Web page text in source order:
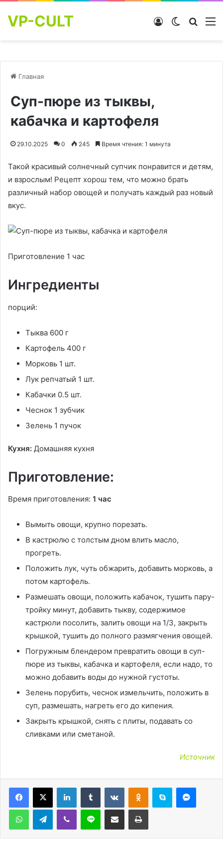
VP-CULT Switch skin
Войти
Главная
Суп-пюре из тыквы,
кабачка и картофеля
29.10.2025 0 245 Время чтения: 1 минута
Такой красивый солнечный супчик понравится и детям,
и взрослым! Рецепт хорош тем, что можно брать
различный набор овощей и получать каждый раз новый
вкус.
Приготовление 1 час
Ингредиенты
порций:
Тыква 600 г
Картофель 400 г
Морковь 1 шт.
Лук репчатый 1 шт.
Кабачки 0.5 шт.
Чеснок 1 зубчик
Зелень 1 пучок
Кухня: Домашняя кухня
Приготовление:
Время приготовления: 1 час
Вымыть овощи, крупно порезать.
В кастрюлю с толстым дном влить масло,
прогреть.
Положить лук, чуть обжарить, добавить морковь, а
потом картофель.
Размешать овощи, положить кабачок, тушить пару-
тройку минут, добавить тыкву, содержимое
кастрюли посолить, залить овощи на 1/3, закрыть
крышкой, тушить до полного размягчения овощей.
Погружным блендером превратить овощи в суп-
пюре из тыквы, кабачка и картофеля, если надо, то
можно добавить воды до нужной густоты.
Зелень порубить, чеснок измельчить, положить в
суп, размешать, нагреть его до кипения.
Закрыть крышкой, снять с плиты, подавать со
сливками или сметаной.
Источник
LinkedInTumblr ВконтактеОдноклассники
Skype
WhatsAppTelegramViber Line Поделиться через электронную почту Печатать